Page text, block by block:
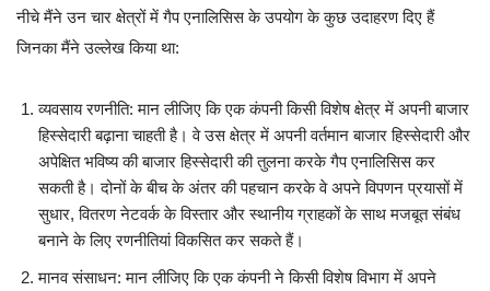
नीचे मैंने उन चार क्षेत्रों में गैप एनालिसिस के उपयोग के कुछ उदाहरण दिए हैं
जिनका मैंने उल्लेख किया था:
व्यवसाय रणनीति: मान लीजिए कि एक कंपनी किसी विशेष क्षेत्र में अपनी बाजार
हिस्सेदारी बढ़ाना चाहती है। वे उस क्षेत्र में अपनी वर्तमान बाजार हिस्सेदारी और
अपेक्षित भविष्य की बाजार हिस्सेदारी की तुलना करके गैप एनालिसिस कर
सकती है। दोनों के बीच के अंतर की पहचान करके वे अपने विपणन प्रयासों में
सुधार, वितरण नेटवर्क के विस्तार और स्थानीय ग्राहकों के साथ मजबूत संबंध
बनाने के लिए रणनीतियां विकसित कर सकते हैं।
मानव संसाधन: मान लीजिए कि एक कंपनी ने किसी विशेष विभाग में अपने